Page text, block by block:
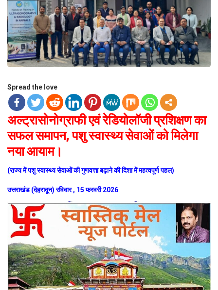
Spread the love
अल्ट्रासोनोग्राफी एवं रेडियोलॉजी प्रशिक्षण का
सफल समापन, पशु स्वास्थ्य सेवाओं को मिलेगा
नया आयाम।
(राज्य में पशु स्वास्थ्य सेवाओं की गुणवत्ता बढ़ाने की दिशा में महत्वपूर्ण पहल)
उत्तराखंड (देहरादून) रविवार , 15 फरवरी 2026